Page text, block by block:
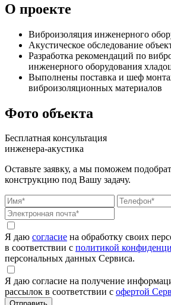
О проекте
Виброизоляция инженерного
Акустическое обследование
Разработка рекомендаций по
инженерного оборудования
Выполнены поставка и шеф
виброизоляционных материалов
Фото объекта
Бесплатная консультация
инженера-акустика
Оставьте заявку, а мы поможем
конструкцию под Вашу задачу.
Я даю согласие на обработку своих
в соответствии с политикой
персональных данных Сервиса.
Я даю согласие на получение
рассылок в соответствии с офертой